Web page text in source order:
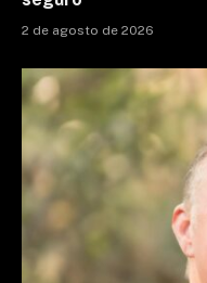
2 de agosto de 2026